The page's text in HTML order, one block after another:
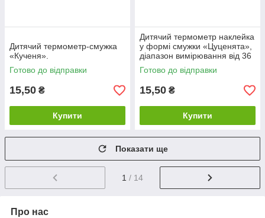
Дитячий термометр-смужка
«Кученя».
Готово до відправки
15,50 ₴
Купити
Дитячий термометр наклейка
у формі смужки «Цуценята»,
діапазон вимірювання від 36
до 40 °C
Готово до відправки
15,50 ₴
Купити
Показати ще
1 / 14
Про нас